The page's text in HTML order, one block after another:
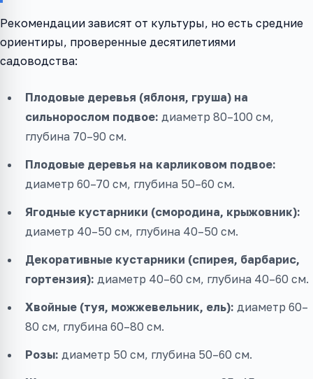
Рекомендации зависят от культуры, но есть средние
ориентиры, проверенные десятилетиями
садоводства:
Плодовые деревья (яблоня, груша) на
сильнорослом подвое: диаметр 80–100 см,
глубина 70–90 см.
Плодовые деревья на карликовом подвое:
диаметр 60–70 см, глубина 50–60 см.
Ягодные кустарники (смородина, крыжовник):
диаметр 40–50 см, глубина 40–50 см.
Декоративные кустарники (спирея, барбарис,
гортензия): диаметр 40–60 см, глубина 40–60 см.
Хвойные (туя, можжевельник, ель): диаметр 60–
80 см, глубина 60–80 см.
Розы: диаметр 50 см, глубина 50–60 см.